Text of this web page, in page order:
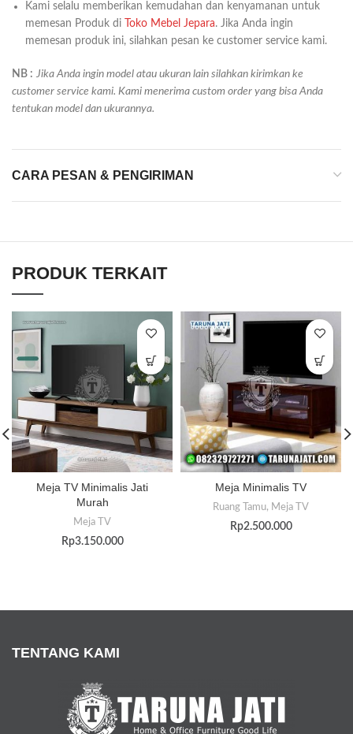
Kami selalu memberikan kemudahan dan kenyamanan untuk
memesan Produk di
Toko Mebel Jepara. Jika Anda ingin
memesan produk ini, silahkan pesan ke customer service kami.
NB : Jika Anda ingin model atau ukuran lain silahkan kirimkan ke
customer service kami. Kami menerima custom order yang bisa Anda
tentukan model dan ukurannya.
CARA PESAN & PENGIRIMAN
PRODUK TERKAIT
Meja TV Minimalis Jati
Murah
Meja TV
Rp3.150.000
Meja Minimalis TV
Ruang Tamu, Meja TV
Rp2.500.000
TENTANG KAMI